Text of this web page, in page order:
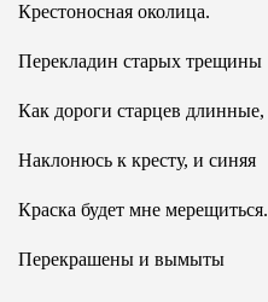
Крестоносная околица.
Перекладин старых трещины
Как дороги старцев длинные,
Наклонюсь к кресту, и синяя
Краска будет мне мерещиться.
Перекрашены и вымыты